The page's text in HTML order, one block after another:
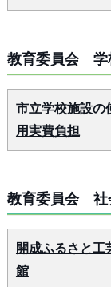
教育委員会 学
市立学校施設の
用実費負担
教育委員会 社
開成ふるさと工
館